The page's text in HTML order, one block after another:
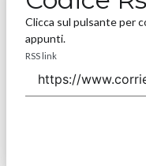
Clicca sul pulsante per
appunti.
RSS link